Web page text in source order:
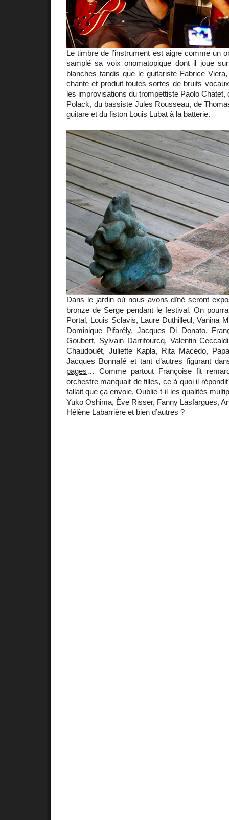
Le timbre de l’instrument est aigre comme un
samplé sa voix onomatopique dont il joue
blanches tandis que le guitariste Fabrice
chante et produit toutes sortes de bruits
les improvisations du trompettiste Paolo
Polack, du bassiste Jules Rousseau, de
guitare et du fiston Louis Lubat à la batterie.
Dans le jardin où nous avons dîné seront
bronze de Serge pendant le festival. On
Portal, Louis Sclavis, Laure Duthilleul, Vanina
Dominique Pifarély, Jacques Di Donato,
Goubert, Sylvain Darrifourcq, Valentin
Chaudouët, Juliette Kapla, Rita Macedo,
Jacques Bonnafé et tant d’autres figurant
pages… Comme partout Françoise fit
orchestre manquait de filles, ce à quoi il
fallait que ça envoie. Oublie-t-il les qualités
Yuko Oshima, Ève Risser, Fanny Lasfargues,
Hélène Labarrière et bien d’autres ?